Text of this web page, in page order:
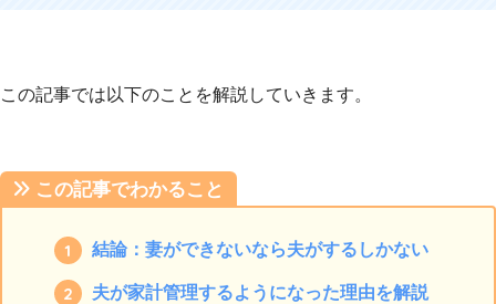
この記事では以下のことを解説していきます。
この記事でわかること
結論：妻ができないなら夫がするしかない
夫が家計管理するようになった理由を解説